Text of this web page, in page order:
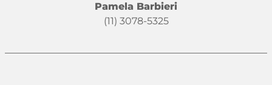
Pamela Barbieri
(11) 3078-5325